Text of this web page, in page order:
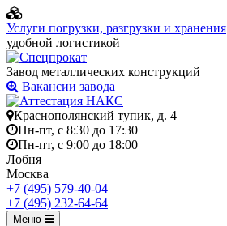
Услуги погрузки, разгрузки и хранения
удобной логистикой
Завод металлических конструкций
Вакансии завода
Краснополянский тупик, д. 4
Пн-пт, с 8:30 до 17:30
Пн-пт, с 9:00 до 18:00
Лобня
Москва
+7 (495) 579-40-04
+7 (495) 232-64-64
Меню